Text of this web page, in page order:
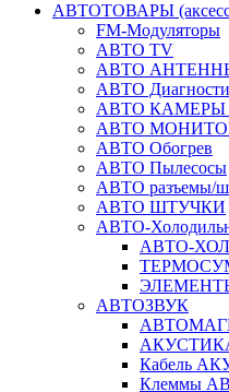
АВТОТОВАРЫ
FM-Модуляторы
АВТО TV
АВТО
АВТО
АВТО КАМЕРЫ
АВТО
АВТО Обогрев
АВТО Пылесосы
АВТО разъемы/
АВТО ШТУЧКИ
АВТО-
АВТО-
АВТОЗВУК
Кабель
Клеммы